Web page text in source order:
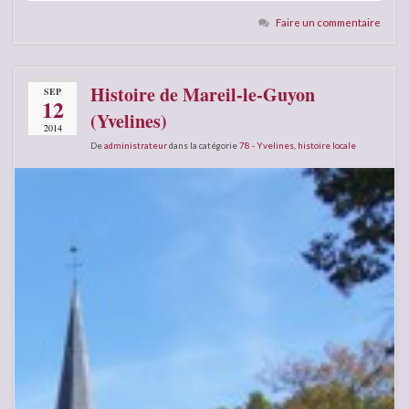
Faire un commentaire
SEP
12
2014
Histoire de Mareil-le-Guyon
(Yvelines)
Deadministrateurdans la catégorie78 - Yvelines histoire locale